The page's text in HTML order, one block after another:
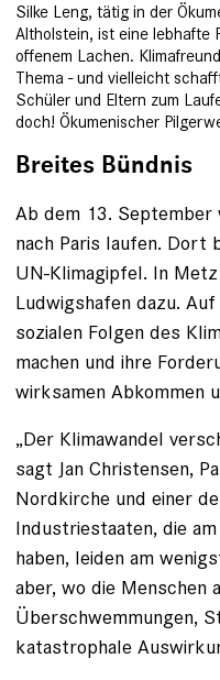
Silke Leng, tätig in der
Altholstein, ist eine lebhafte
offenem Lachen.
Thema - und vielleicht
Schüler und Eltern zum
doch! Ökumenischer
Breites Bündnis
Ab dem 13. September
nach Paris laufen. Dort
UN-Klimagipfel. In
Ludwigshafen dazu.
sozialen Folgen des
machen und ihre
wirksamen Abkommen
„Der Klimawandel
sagt Jan Christensen,
Nordkirche und einer
Industriestaaten, die
haben, leiden am
aber, wo die Menschen
Überschwemmungen,
katastrophale